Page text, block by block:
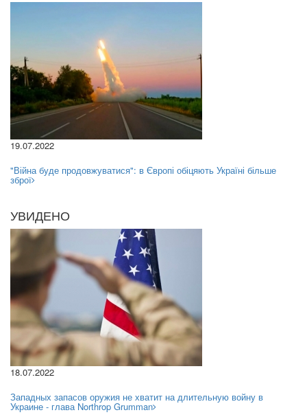
19.07.2022
"Війна буде продовжуватися": в Європі обіцяють Україні більше
зброї
УВИДЕНО
18.07.2022
Западных запасов оружия не хватит на длительную войну в
Украине - глава Northrop Grumman